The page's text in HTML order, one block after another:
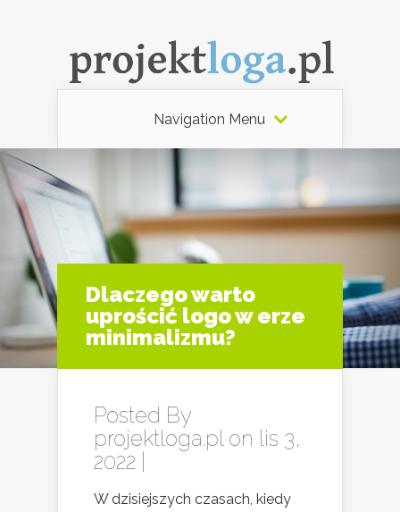
Navigation Menu
Dlaczego warto
uprościć logo w erze
minimalizmu?
Posted By
projektloga.pl on lis 3,
2022 |
W dzisiejszych czasach, kiedy